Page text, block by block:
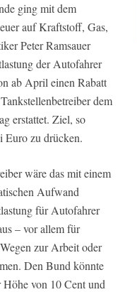
ging mit dem
auf Kraftstoff, Gas,
Peter Ramsauer
der Autofahrer
ab April einen Rabatt
dem
erstattet. Ziel, so
Euro zu drücken.
wäre das mit einem
Aufwand
für Autofahrer
– vor allem für
zur Arbeit oder
Den Bund könnte
von 10 Cent und